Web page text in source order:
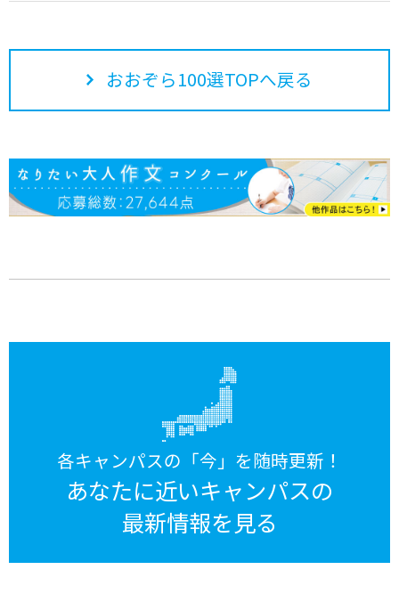
おおぞら100選TOPへ戻る
各キャンパスの「今」を随時更新！
あなたに近いキャンパスの
最新情報を見る